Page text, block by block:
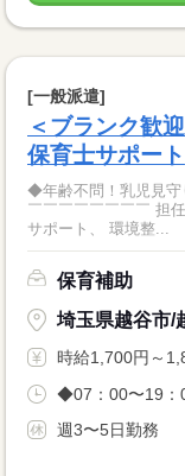
[一般派遣]
＜ブランク歓
保育士サポート
◆年齢不問！乳児見守
￣￣￣￣￣￣￣￣ 担
サポート、 環境整...
保育補助
埼玉県越谷市/
時給1,700円～
◆07：00〜19
週3〜5日勤務